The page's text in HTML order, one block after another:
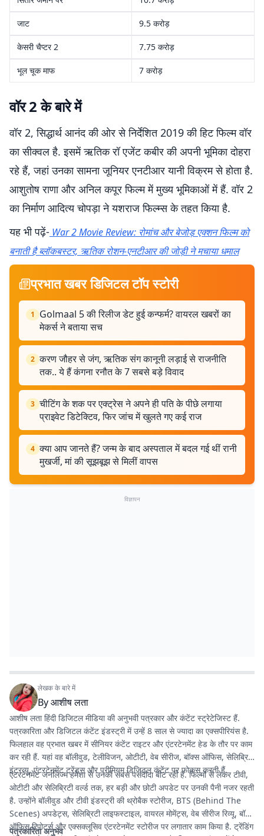
जाट 9.5 करोड़
केसरी चैप्टर 2 7.75 करोड़
भूल चूक माफ 7 करोड़
वॉर 2 के बारे में
वॉर 2, सिद्धार्थ आनंद की ओर से निर्देशित 2019 की हिट फिल्म वॉर
का सीक्वल है. इसमें ऋतिक रॉ एजेंट कबीर की अपनी भूमिका दोहरा
रहे हैं, जहां उनका सामना जूनियर एनटीआर यानी विक्रम से होता है.
आशुतोष राणा और अनिल कपूर फिल्म में मुख्य भूमिकाओं में हैं. वॉर 2
का निर्माण आदित्य चोपड़ा ने यशराज फिल्म्स के तहत किया है.
यह भी पढ़ें- War 2 Movie Review: रोमांच और बेजोड़ एक्शन फिल्म को
बनाती है ब्लॉकबस्टर, ऋतिक रोशन-एनटीआर की जोड़ी ने मचाया धमाल
प्रभात खबर डिजिटल टॉप स्टोरी
1
Golmaal 5 की रिलीज डेट हुई कन्फर्म? वायरल खबरों का
मेकर्स ने बताया सच
2 करण जौहर से जंग, ऋतिक संग कानूनी लड़ाई से राजनीति
तक.. ये हैं कंगना रनौत के 7 सबसे बड़े विवाद
3 चीटिंग के शक पर एक्ट्रेस ने अपने ही पति के पीछे लगाया
प्राइवेट डिटेक्टिव, फिर जांच में खुलते गए कई राज
4 क्या आप जानते हैं? जन्म के बाद अस्पताल में बदल गई थीं रानी
मुखर्जी, मां की सूझबूझ से मिलीं वापस
विज्ञापन
लेखक के बारे में
Byआशीष लता
आशीष लता हिंदी डिजिटल मीडिया की अनुभवी पत्रकार और कंटेंट स्ट्रेटेजिस्ट हैं.
पत्रकारिता और डिजिटल कंटेंट इंडस्ट्री में उन्हें 8 साल से ज्यादा का एक्सपीरियंस है.
फिलहाल वह प्रभात खबर में सीनियर कंटेंट राइटर और एंटरटेनमेंट हेड के तौर पर काम
कर रही हैं. यहां वह बॉलीवुड, टेलीविजन, ओटीटी, वेब सीरीज, बॉक्स ऑफिस, सेलिब्रिटी
इंटरव्यू, एंटरटेनमेंट ट्रेंड्स और प्रीमियम डिजिटल कंटेंट पर फोकस करती हैं.
एंटरटेनमेंट जर्नलिज्म हमेशा से उनकी सबसे पसंदीदा बीट रही है. फिल्मों से लेकर टीवी,
ओटीटी और सेलिब्रिटी वर्ल्ड तक, हर बड़ी और छोटी अपडेट पर उनकी पैनी नजर रहती
है. उन्होंने बॉलीवुड और टीवी इंडस्ट्री की थ्रोबैक स्टोरीज, BTS (Behind The
Scenes) अपडेट्स, सेलिब्रिटी लाइफस्टाइल, वायरल मोमेंट्स, वेब सीरीज रिव्यू, बॉक्स
ऑफिस रिपोर्ट्स और एक्सक्लूसिव एंटरटेनमेंट स्टोरीज पर लगातार काम किया है. ट्रेंडिंग
पत्रकारिता अनुभव